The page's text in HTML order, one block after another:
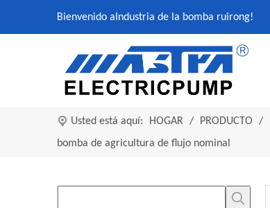
Bienvenido a Industria de la bomba ruirong!
Usted está aquí: HOGAR / PRODUCTO /
bomba de agricultura de flujo nominal